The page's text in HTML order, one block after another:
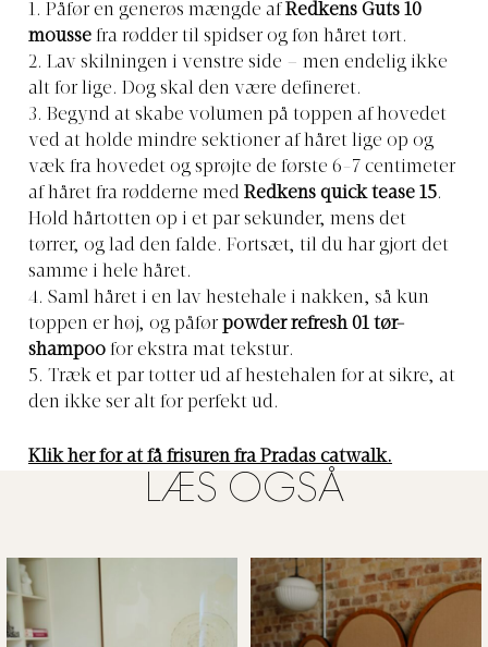
1. Påfør en generøs mængde af Redkens Guts 10
mousse fra rødder til spidser og føn håret tørt.
2. Lav skilningen i venstre side – men endelig ikke
alt for lige. Dog skal den være defineret.
3. Begynd at skabe volumen på toppen af hovedet
ved at holde mindre sektioner af håret lige op og
væk fra hovedet og sprøjte de første 6-7 centimeter
af håret fra rødderne med Redkens quick tease 15.
Hold hårtotten op i et par sekunder, mens det
tørrer, og lad den falde. Fortsæt, til du har gjort det
samme i hele håret.
4. Saml håret i en lav hestehale i nakken, så kun
toppen er høj, og påfør powder refresh 01 tør-
shampoo for ekstra mat tekstur.
5. Træk et par totter ud af hestehalen for at sikre, at
den ikke ser alt for perfekt ud.
Klik her for at få frisuren fra Pradas catwalk.
LÆS OGSÅ